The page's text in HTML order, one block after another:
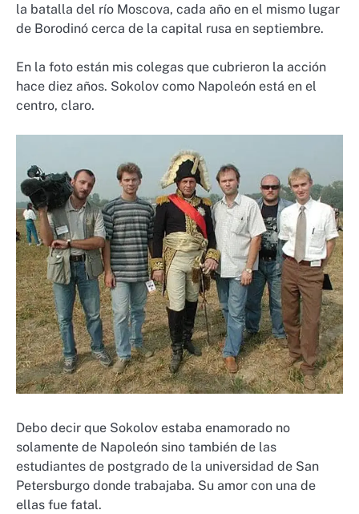
la batalla del río Moscova, cada año en el mismo lugar
de Borodinó cerca de la capital rusa en septiembre.
En la foto están mis colegas que cubrieron la acción
hace diez años. Sokolov como Napoleón está en el
centro, claro.
Debo decir que Sokolov estaba enamorado no
solamente de Napoleón sino también de las
estudiantes de postgrado de la universidad de San
Petersburgo donde trabajaba. Su amor con una de
ellas fue fatal.